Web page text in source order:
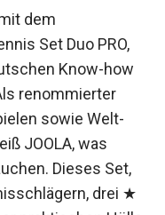
Set Duo PRO,
Know-how
renommierter
sowie Welt-
JOOLA, was
Dieses Set,
drei
praktischen